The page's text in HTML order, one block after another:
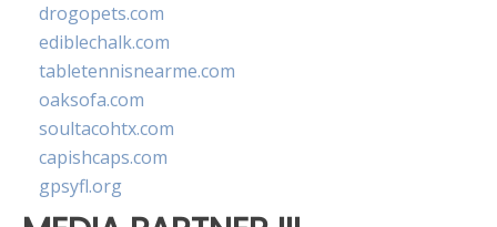
drogopets.com
ediblechalk.com
tabletennisnearme.com
oaksofa.com
soultacohtx.com
capishcaps.com
gpsyfl.org